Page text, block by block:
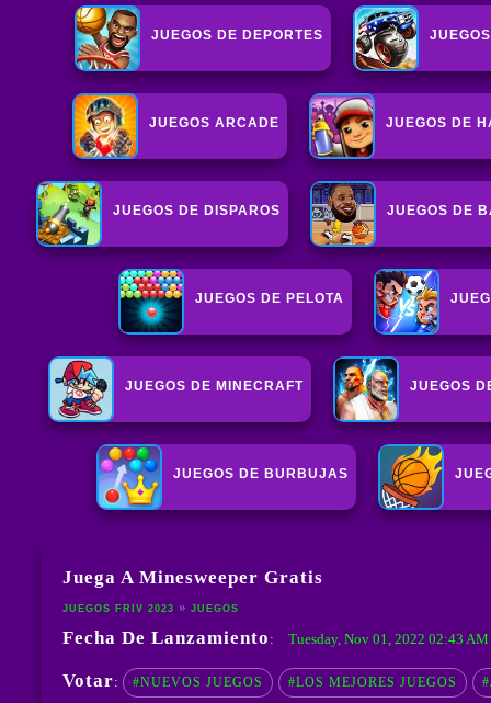
JUEGOS DE DEPORTES
JUEGOS ARCADE JUEGOS DE
JUEGOS DE DISPAROS JUEGOS DE
JUEGOS DE PELOTA
JUEGOS DE MINECRAFT JUEGOS
JUEGOS DE BURBUJAS
Juega A Minesweeper Gratis
JUEGOS FRIV 2023 JUEGOS
Fecha De Lanzamiento : Tuesday, Nov 01, 2022 02:43
Votar: #NUEVOS JUEGOS #LOS MEJORES JUEGOS